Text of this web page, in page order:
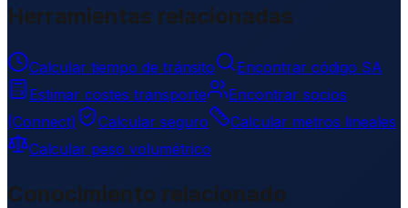
Herramientas relacionadas
Calcular tiempo de tránsito
Encontrar código SA
Estimar costes transporte
Encontrar socios
(Connect)
Calcular seguro
Calcular metros lineales
Calcular peso volumétrico
Conocimiento relacionado